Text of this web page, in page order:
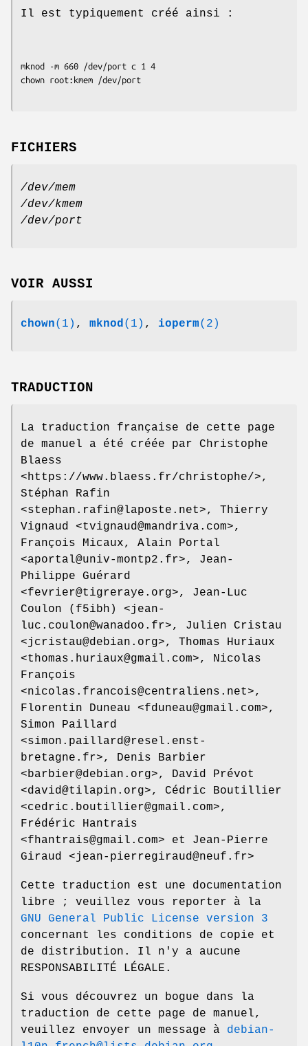
Il est typiquement créé ainsi :
mknod -m 660 /dev/port c 1 4
FICHIERS
/dev/mem
/dev/kmem
/dev/port
VOIR AUSSI
chown(1) , mknod(1) , ioperm(2)
TRADUCTION
La traduction française de cette page
de manuel a été créée par Christophe
Blaess
<https://www.blaess.fr/christophe/>,
Stéphan Rafin
<stephan.rafin@laposte.net>, Thierry
Vignaud <tvignaud@mandriva.com>,
François Micaux, Alain Portal
<aportal@univ-montp2.fr>, Jean-
Philippe Guérard
<fevrier@tigreraye.org>, Jean-Luc
Coulon (f5ibh) <jean-
luc.coulon@wanadoo.fr>, Julien Cristau
<jcristau@debian.org>, Thomas Huriaux
<thomas.huriaux@gmail.com>, Nicolas
François
<nicolas.francois@centraliens.net>,
Florentin Duneau <fduneau@gmail.com>,
Simon Paillard
<simon.paillard@resel.enst-
bretagne.fr>, Denis Barbier
<barbier@debian.org>, David Prévot
<david@tilapin.org>, Cédric Boutillier
<cedric.boutillier@gmail.com>,
Frédéric Hantrais
<fhantrais@gmail.com> et Jean-Pierre
Giraud <jean-pierregiraud@neuf.fr>
Cette traduction est une documentation
libre ; veuillez vous reporter à la
GNU General Public License version 3
concernant les conditions de copie et
de distribution. Il n'y a aucune
RESPONSABILITÉ LÉGALE.
Si vous découvrez un bogue dans la
traduction de cette page de manuel,
veuillez envoyer un message à debian-